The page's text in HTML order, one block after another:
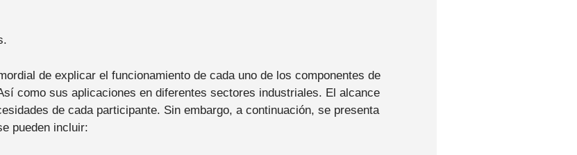
de explicar el funcionamiento de cada uno de los componentes de
como sus aplicaciones en diferentes sectores industriales. El alcance
de cada participante. Sin embargo, a continuación, se presenta
pueden incluir: